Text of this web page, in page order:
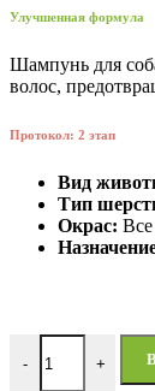
Улучшенная формула
Шампунь для
волос,
Протокол: 2 этап
Вид
Тип
Окрас:
- +